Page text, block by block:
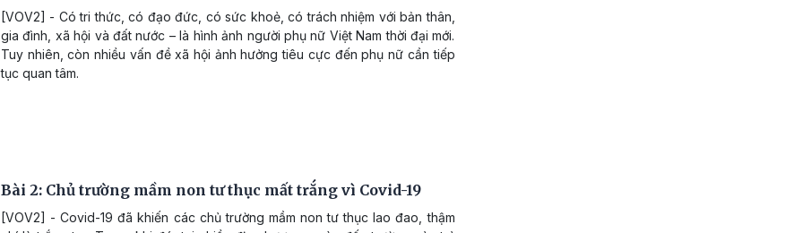
[VOV2] - Có tri thức, có đạo đức, có sức khoẻ, có trách nhiệm với bản thân,
gia đình, xã hội và đất nước – là hình ảnh người phụ nữ Việt Nam thời đại mới.
Tuy nhiên, còn nhiều vấn đề xã hội ảnh hưởng tiêu cực đến phụ nữ cần tiếp
tục quan tâm.
Bài 2: Chủ trường mầm non tư thục mất trắng vì Covid-19
[VOV2] - Covid-19 đã khiến các chủ trường mầm non tư thục lao đao, thậm